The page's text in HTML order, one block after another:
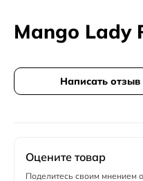
Время суток
Возраст
Год создания
Пол
Mango Lady
Написать отзыв
Оцените товар
Поделитесь своим мнением